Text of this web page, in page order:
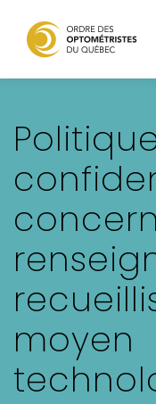
contenu
moyen